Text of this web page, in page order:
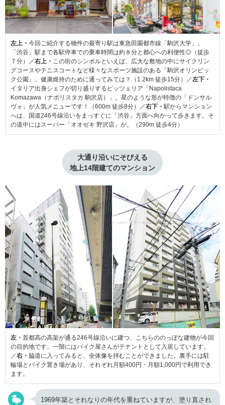
左上・ 今回ご紹介する物件の最寄り駅は東急田園都市線「駒沢大学」。
「渋谷」駅まで各駅停車での乗車時間は約８分と都心への利便性◎（徒歩
７分）／右上・ この街のシンボルといえば、広大な敷地の中にサイクリン
グコースやテニスコートなど様々なスポーツ施設のある「駒沢オリンピッ
ク公園」。健康維持のために通ってみては？（1.2km 徒歩15分）／左下・
イタリア出身シェフが切り盛りするピッツェリア「Napolistaca
Komazawa（ナポリスタカ 駒沢店）」。星のような形が特徴の「ドンサル
ヴォ」が人気メニューです！（600m 徒歩8分）／右下・駅からマンション
へは、国道246号線沿いをまっすぐに「渋谷」方面へ向かって歩きます。そ
の道中にはスーパー「オオゼキ 野沢店」が。（290m 徒歩4分）
大通り沿いにそびえる
地上14階建てのマンション
左・ 首都高の高架が通る246号線沿いに建つ、こちらののっぽな建物が今回
の目的地です。一階にはバイク屋さんがテナントとして入居しています。
／右・ 脇道に入ってみると、全体像を拝むことができました。裏手には駐
輪場とバイク置き場があり、それぞれ月額400円・月額1,000円で利用でき
ます。
1969年築とそれなりの年代を重ねていますが、塗り直され